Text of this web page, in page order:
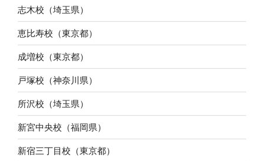
志木校（埼玉県）
恵比寿校（東京都）
成増校（東京都）
戸塚校（神奈川県）
所沢校（埼玉県）
新宮中央校（福岡県）
新宿三丁目校（東京都）